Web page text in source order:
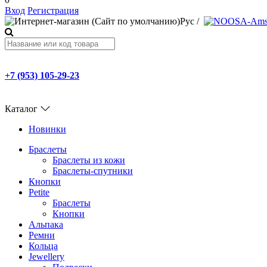
Вход Регистрация
Рус /
+7 (953) 105-29-23
Каталог
Новинки
Браслеты
Браслеты из кожи
Браслеты-спутники
Кнопки
Petite
Браслеты
Кнопки
Альпака
Ремни
Кольца
Jewellery